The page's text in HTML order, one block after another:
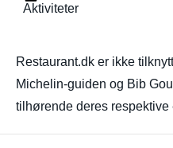
Aktiviteter
Restaurant.dk er ikke
Michelin-guiden og Bib
tilhørende deres respektive